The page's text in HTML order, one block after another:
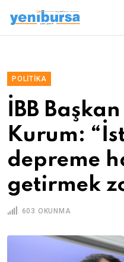
POLITIKA
İBB
Kurum:
depreme
getirmek
603 OKUNMA